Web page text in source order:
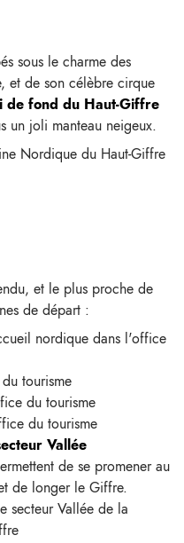
sous le charme des
et de son célèbre cirque
de fond du Haut-Giffre
un joli manteau neigeux.
Nordique du Haut-Giffre
et le plus proche de
de départ :
nordique dans l'office
tourisme
du tourisme
du tourisme
Vallée
de se promener au
de longer le Giffre.
secteur Vallée de la